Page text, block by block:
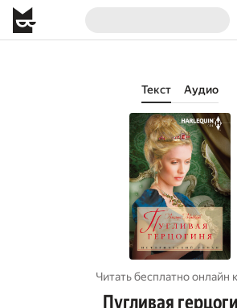
Текст Аудио
Читать бесплатно онлайн
Пугливая